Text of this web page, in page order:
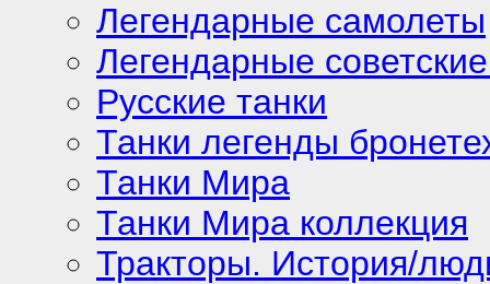
Легендарные самолеты
Легендарные
Русские танки
Танки легенды
Танки Мира
Танки Мира коллекция
Тракторы. История/